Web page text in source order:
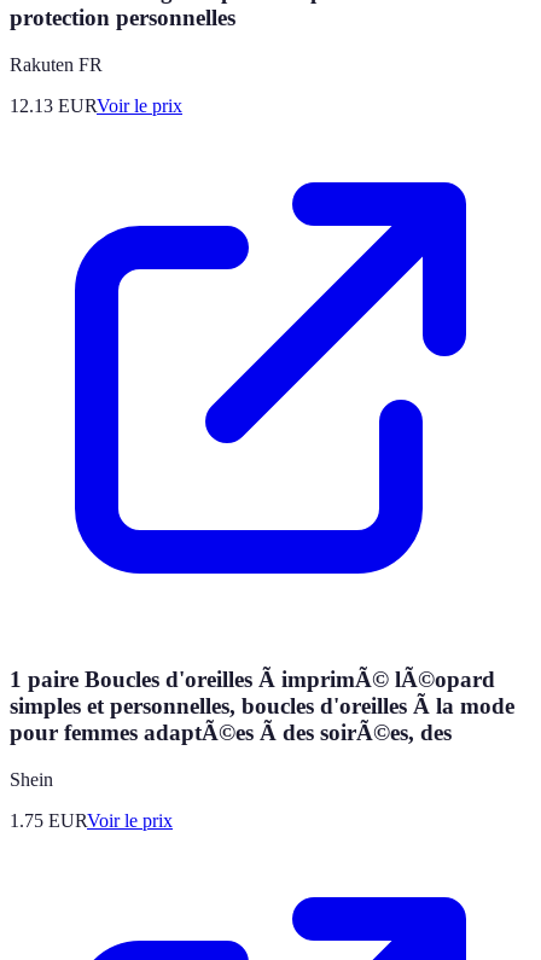
protection personnelles
Rakuten FR
12.13 EURVoir le prix
1 paire Boucles d'oreilles Ã imprimÃ© lÃ©opard
simples et personnelles, boucles d'oreilles Ã la mode
pour femmes adaptÃ©es Ã des soirÃ©es, des
Shein
1.75 EURVoir le prix